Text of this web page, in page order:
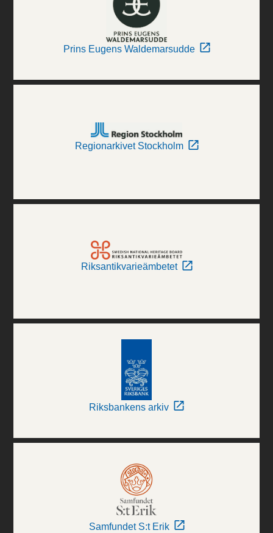
Prins Eugens Waldemarsudde
Regionarkivet Stockholm
Riksantikvarieämbetet
Riksbankens arkiv
Samfundet S:t Erik